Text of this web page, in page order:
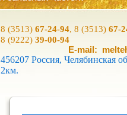
8 (3513) 67-24-94, 8 (3513) 67-
8 (9222) 39-00-94
E-mail:
456207 Россия, Челябинская
2км.